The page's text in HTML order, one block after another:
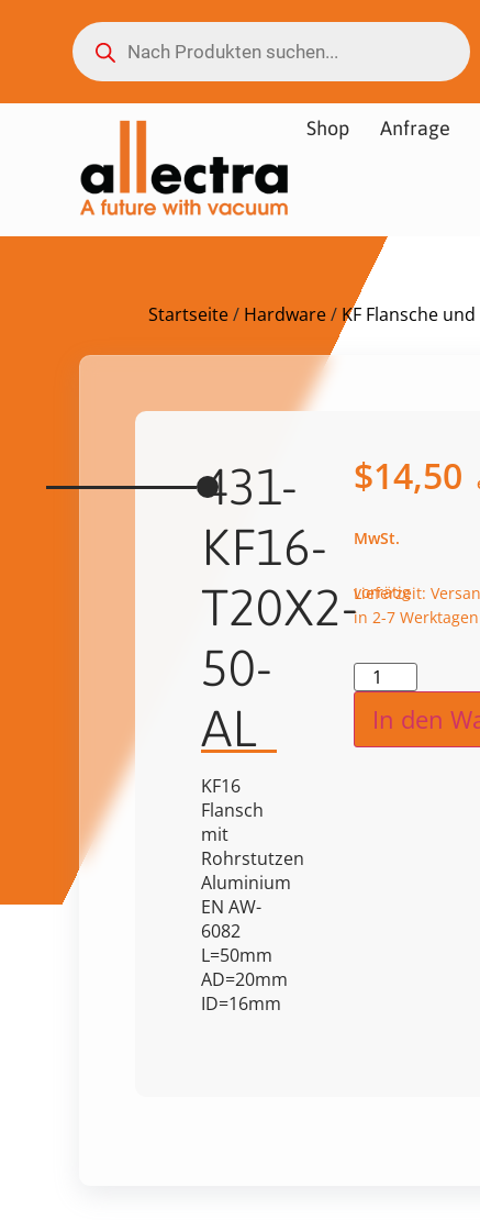
Shop Anfrage
Startseite/ Hardware/ KF Flansche
431-
KF16-
T20X2-
50-
AL
KF16
Flansch
mit
Rohrstutzen
Aluminium
EN AW-
6082
L=50mm
AD=20mm
ID=16mm
$14,50
vorrätig
Lieferzeit:
in 2-7 Werktagen
In den